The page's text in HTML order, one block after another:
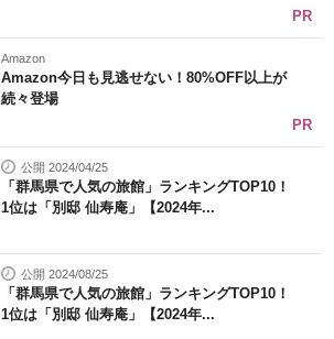
PR
Amazon
Amazon今日も見逃せない！80%OFF以上が
続々登場
PR
公開 2024/04/25
「群馬県で人気の旅館」ランキングTOP10！
1位は「別邸 仙寿庵」【2024年...
公開 2024/08/25
「群馬県で人気の旅館」ランキングTOP10！
1位は「別邸 仙寿庵」【2024年...